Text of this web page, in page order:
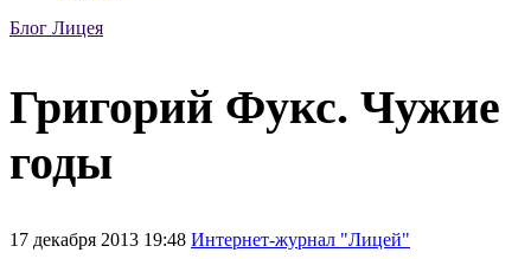
Блог Лицея
Григорий Фукс. Чужие
годы
17 декабря 2013 19:48 Интернет-журнал "Лицей"